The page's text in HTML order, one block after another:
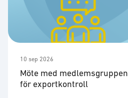
10 sep 2026
Möte med medlemsgruppen
för exportkontroll